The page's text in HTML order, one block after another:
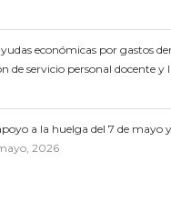
económicas por gastos
de servicio personal docente y
a la huelga del 7 de mayo
2026